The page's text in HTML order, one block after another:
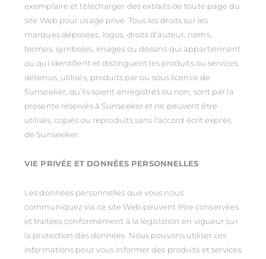
exemplaire et télécharger des extraits de toute page du
site Web pour usage privé. Tous les droits sur les
marques déposées, logos, droits d’auteur, noms,
termes, symboles, images ou dessins qui appartiennent
ou qui identifient et distinguent les produits ou services
détenus, utilisés, produits par ou sous licence de
Sunseeker, qu’ils soient enregistrés ou non, sont par la
présente réservés à Sunseeker et ne peuvent être
utilisés, copiés ou reproduits sans l'accord écrit exprès
de Sunseeker.
VIE PRIVÉE ET DONNÉES PERSONNELLES
Les données personnelles que vous nous
communiquez via ce site Web peuvent être conservées
et traitées conformément à la législation en vigueur sur
la protection des données. Nous pouvons utiliser ces
informations pour vous informer des produits et services